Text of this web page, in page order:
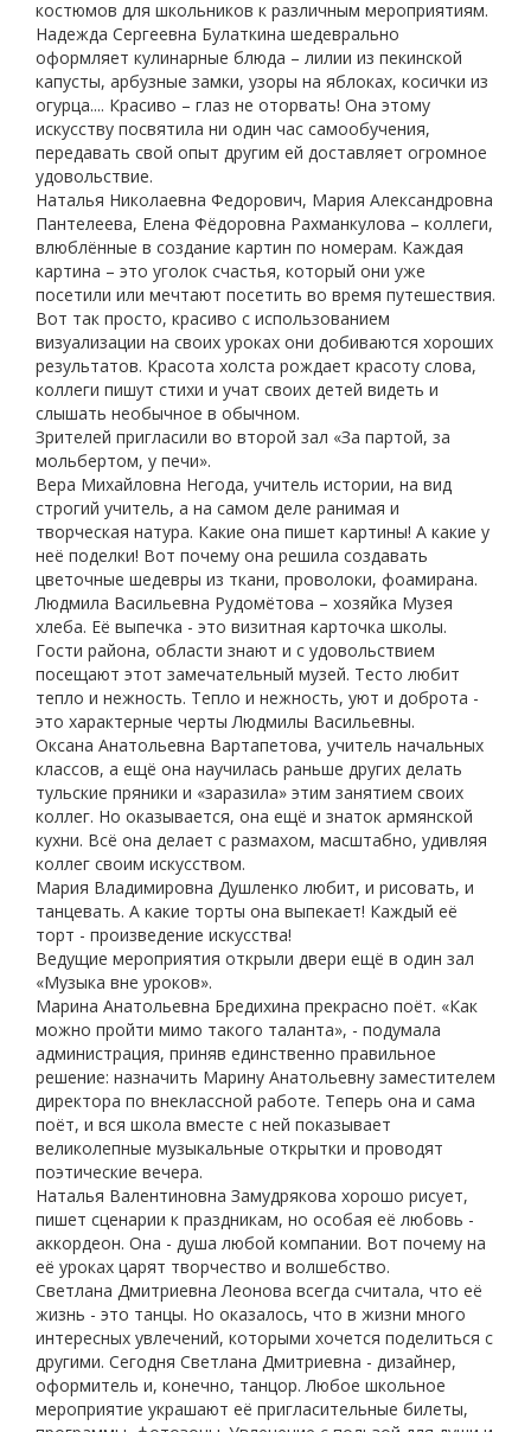
костюмов для школьников к различным мероприятиям.
Надежда Сергеевна Булаткина шедеврально
оформляет кулинарные блюда – лилии из пекинской
капусты, арбузные замки, узоры на яблоках, косички из
огурца.... Красиво – глаз не оторвать! Она этому
искусству посвятила ни один час самообучения,
передавать свой опыт другим ей доставляет огромное
удовольствие.
Наталья Николаевна Федорович, Мария Александровна
Пантелеева, Елена Фёдоровна Рахманкулова – коллеги,
влюблённые в создание картин по номерам. Каждая
картина – это уголок счастья, который они уже
посетили или мечтают посетить во время путешествия.
Вот так просто, красиво с использованием
визуализации на своих уроках они добиваются хороших
результатов. Красота холста рождает красоту слова,
коллеги пишут стихи и учат своих детей видеть и
слышать необычное в обычном.
Зрителей пригласили во второй зал «За партой, за
мольбертом, у печи».
Вера Михайловна Негода, учитель истории, на вид
строгий учитель, а на самом деле ранимая и
творческая натура. Какие она пишет картины! А какие у
неё поделки! Вот почему она решила создавать
цветочные шедевры из ткани, проволоки, фоамирана.
Людмила Васильевна Рудомётова – хозяйка Музея
хлеба. Её выпечка - это визитная карточка школы.
Гости района, области знают и с удовольствием
посещают этот замечательный музей. Тесто любит
тепло и нежность. Тепло и нежность, уют и доброта -
это характерные черты Людмилы Васильевны.
Оксана Анатольевна Вартапетова, учитель начальных
классов, а ещё она научилась раньше других делать
тульские пряники и «заразила» этим занятием своих
коллег. Но оказывается, она ещё и знаток армянской
кухни. Всё она делает с размахом, масштабно, удивляя
коллег своим искусством.
Мария Владимировна Душленко любит, и рисовать, и
танцевать. А какие торты она выпекает! Каждый её
торт - произведение искусства!
Ведущие мероприятия открыли двери ещё в один зал
«Музыка вне уроков».
Марина Анатольевна Бредихина прекрасно поёт. «Как
можно пройти мимо такого таланта», - подумала
администрация, приняв единственно правильное
решение: назначить Марину Анатольевну заместителем
директора по внеклассной работе. Теперь она и сама
поёт, и вся школа вместе с ней показывает
великолепные музыкальные открытки и проводят
поэтические вечера.
Наталья Валентиновна Замудрякова хорошо рисует,
пишет сценарии к праздникам, но особая её любовь -
аккордеон. Она - душа любой компании. Вот почему на
её уроках царят творчество и волшебство.
Светлана Дмитриевна Леонова всегда считала, что её
жизнь - это танцы. Но оказалось, что в жизни много
интересных увлечений, которыми хочется поделиться с
другими. Сегодня Светлана Дмитриевна - дизайнер,
оформитель и, конечно, танцор. Любое школьное
мероприятие украшают её пригласительные билеты,